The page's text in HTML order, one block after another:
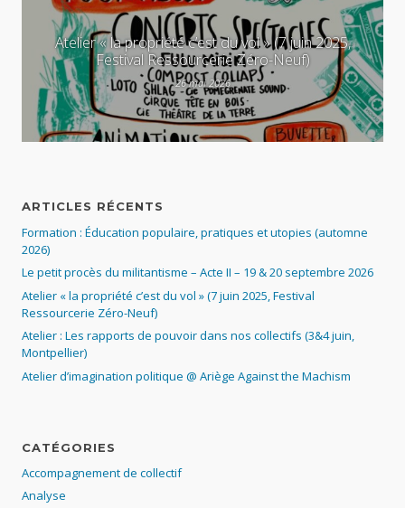
Atelier « la propriété c’est du vol » (7 juin 2025,
Festival Ressourcerie Zéro-Neuf)
26 mai 2026
ARTICLES RÉCENTS
Formation : Éducation populaire, pratiques et utopies (automne
2026)
Le petit procès du militantisme – Acte II – 19 & 20 septembre 2026
Atelier « la propriété c’est du vol » (7 juin 2025, Festival
Ressourcerie Zéro-Neuf)
Atelier : Les rapports de pouvoir dans nos collectifs (3&4 juin,
Montpellier)
Atelier d’imagination politique @ Ariège Against the Machism
CATÉGORIES
Accompagnement de collectif
Analyse